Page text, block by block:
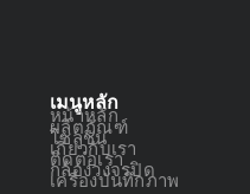
เมนูหลัก
หน้าหลัก
ผลิตภัณฑ์
โซลูชัน
เกี่ยวกับเรา
ติดต่อเรา
กล้องวงจรปิด
เครื่องบันทึกภาพ